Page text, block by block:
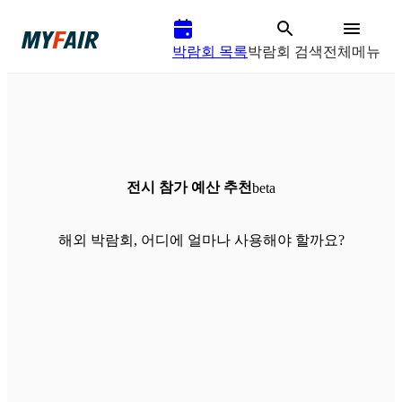
박람회 목록박람회 검색전체메뉴
전시 참가 예산 추천beta
해외 박람회, 어디에 얼마나 사용해야 할까요?